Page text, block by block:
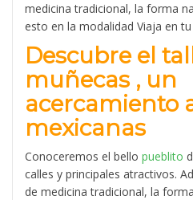
medicina tradicional, la forma
esto en la modalidad Viaja en
Descubre el
muñecas , un
acercamiento
mexicanas
Conoceremos el bello pueblito
calles y principales atractivos.
de medicina tradicional, la